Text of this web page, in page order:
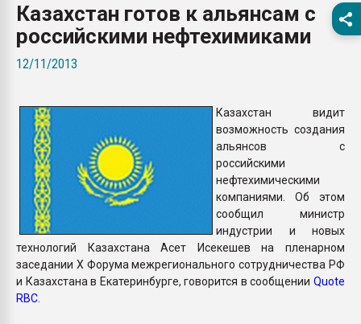
Материал поверхности
вакуумного
ПЕРЕЙТИ НА
Казахстан готов к альянсам с
российскими нефтехимиками
12/11/2013
Казахстан видит
возможность создания
альянсов с
российскими
нефтехимическими
компаниями. Об этом
сообщил министр
индустрии и новых
технологий Казахстана Асет Исекешев на пленарном
заседании X Форума межрегионального сотрудничества РФ
и Казахстана в Екатеринбурге, говорится в сообщении Quote
RBC